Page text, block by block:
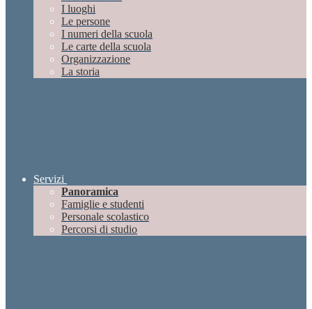
I luoghi
Le persone
I numeri della scuola
Le carte della scuola
Organizzazione
La storia
Servizi
Panoramica
Famiglie e studenti
Personale scolastico
Percorsi di studio